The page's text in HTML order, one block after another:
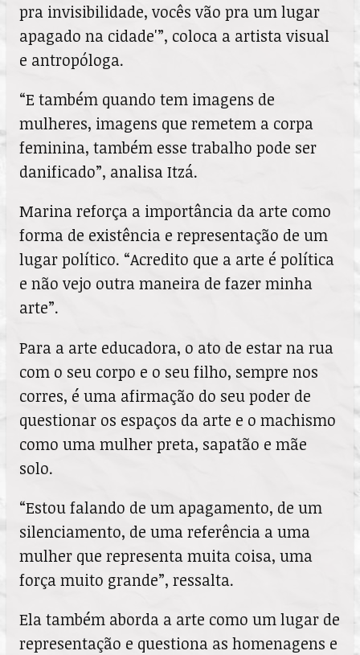
pra invisibilidade, vocês vão pra um lugar
apagado na cidade'”, coloca a artista visual
e antropóloga.
“E também quando tem imagens de
mulheres, imagens que remetem a corpa
feminina, também esse trabalho pode ser
danificado”, analisa Itzá.
Marina reforça a importância da arte como
forma de existência e representação de um
lugar político. “Acredito que a arte é política
e não vejo outra maneira de fazer minha
arte”.
Para a arte educadora, o ato de estar na rua
com o seu corpo e o seu filho, sempre nos
corres, é uma afirmação do seu poder de
questionar os espaços da arte e o machismo
como uma mulher preta, sapatão e mãe
solo.
“Estou falando de um apagamento, de um
silenciamento, de uma referência a uma
mulher que representa muita coisa, uma
força muito grande”, ressalta.
Ela também aborda a arte como um lugar de
representação e questiona as homenagens e